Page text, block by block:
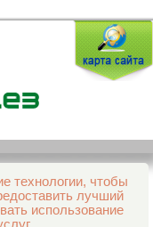
технологии, чтобы
лучший
использование